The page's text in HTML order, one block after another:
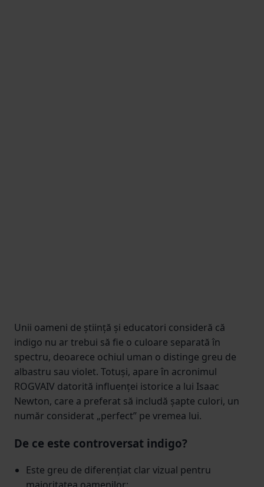
Unii oameni de știință și educatori consideră că
indigo nu ar trebui să fie o culoare separată în
spectru, deoarece ochiul uman o distinge greu de
albastru sau violet. Totuși, apare în acronimul
ROGVAIV datorită influenței istorice a lui Isaac
Newton, care a preferat să includă șapte culori, un
număr considerat „perfect” pe vremea lui.
De ce este controversat indigo?
Este greu de diferențiat clar vizual pentru